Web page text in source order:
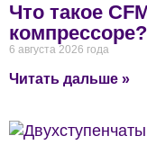
Что такое
6 августа 2026 года
Читать дальше »